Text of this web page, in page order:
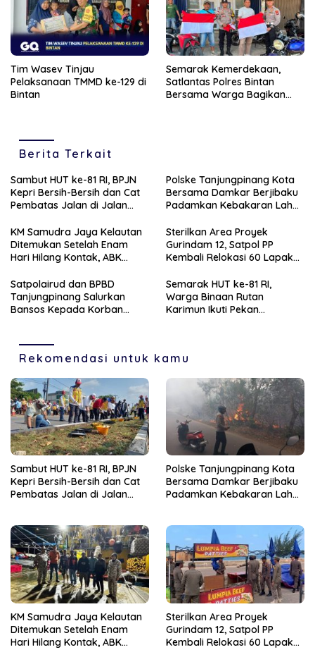
Tim Wasev Tinjau
Pelaksanaan TMMD ke-129 di
Bintan
Semarak Kemerdekaan,
Satlantas Polres Bintan
Bersama Warga Bagikan
Berita Terkait
Sambut HUT ke-81 RI, BPJN
Kepri Bersih-Bersih dan Cat
Pembatas Jalan di Jalan
Tanjungpinang
Polske Tanjungpinang Kota
Bersama Damkar Berjibaku
Padamkan Kebakaran Lahan
KM Samudra Jaya Kelautan
Ditemukan Setelah Enam
Hari Hilang Kontak, ABK
Sterilkan Area Proyek
Gurindam 12, Satpol PP
Kembali Relokasi 60 Lapak
Satpolairud dan BPBD
Tanjungpinang Salurkan
Bansos Kepada Korban
Semarak HUT ke-81 RI,
Warga Binaan Rutan
Karimun Ikuti Pekan
Rekomendasi untuk kamu
Sambut HUT ke-81 RI, BPJN
Kepri Bersih-Bersih dan Cat
Pembatas Jalan di Jalan
Polske Tanjungpinang Kota
Bersama Damkar Berjibaku
Padamkan Kebakaran Lahan
KM Samudra Jaya Kelautan
Ditemukan Setelah Enam
Hari Hilang Kontak, ABK
Sterilkan Area Proyek
Gurindam 12, Satpol PP
Kembali Relokasi 60 Lapak